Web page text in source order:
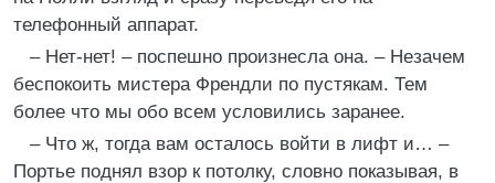
телефонный аппарат.
– Нет-нет! – поспешно произнесла она. – Незачем
беспокоить мистера Френдли по пустякам. Тем
более что мы обо всем условились заранее.
– Что ж, тогда вам осталось войти в лифт и… –
Портье поднял взор к потолку, словно показывая, в